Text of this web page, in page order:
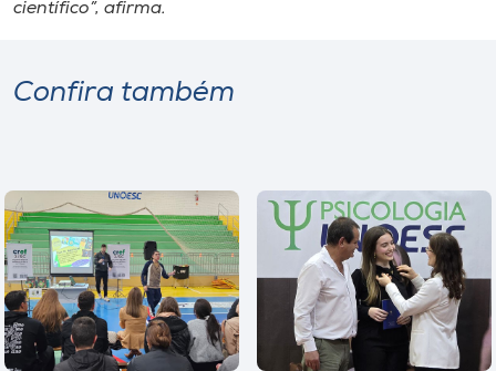
científico”, afirma.
Confira também